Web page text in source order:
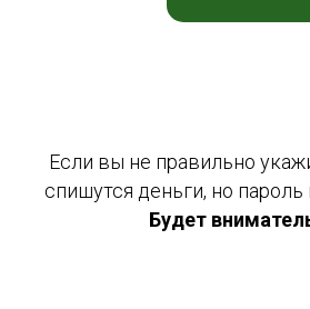
Если вы не правильно
спишутся деньги, но пароль
Будет